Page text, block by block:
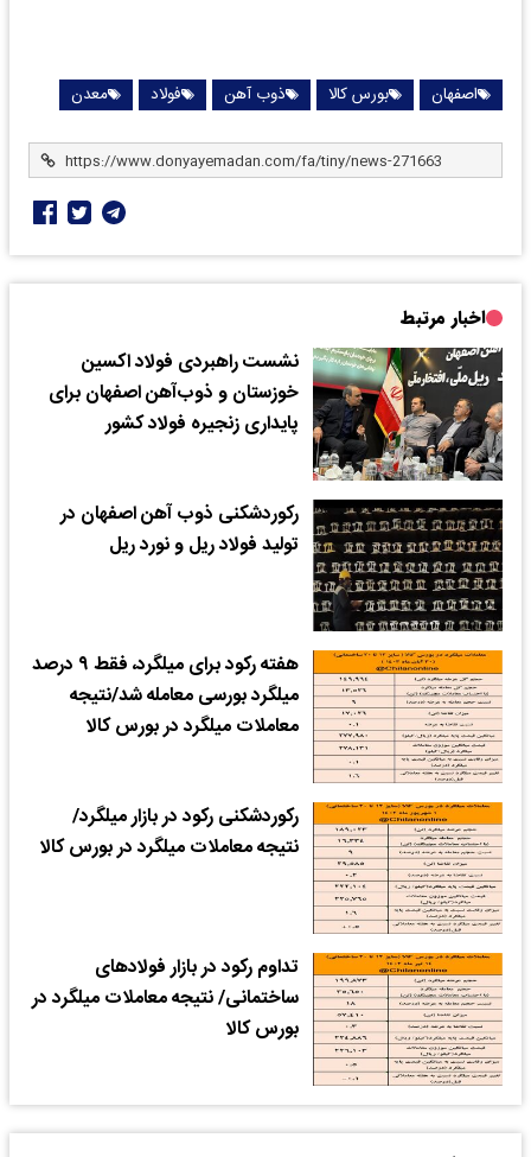
اصفهان بورس کالا ذوب آهن فولاد معدن
اخبار مرتبط
نشست راهبردی فولاد اکسین
خوزستان و ذوب‌آهن اصفهان برای
پایداری زنجیره فولاد کشور
رکوردشکنی ذوب آهن اصفهان در
تولید فولاد ریل و نورد ریل
هفته رکود برای میلگرد، فقط ۹ درصد
میلگرد بورسی معامله شد/نتیجه
معاملات میلگرد در بورس کالا
رکوردشکنی رکود در بازار میلگرد/
نتیجه معاملات میلگرد در بورس کالا
تداوم رکود در بازار فولادهای
ساختمانی/ نتیجه معاملات میلگرد در
بورس کالا